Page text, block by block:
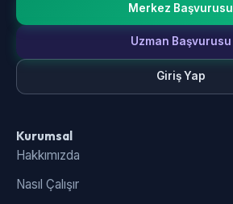
Merkez Başvurusu
Uzman Başvurusu
Giriş Yap
Kurumsal
Hakkımızda
Nasıl Çalışır